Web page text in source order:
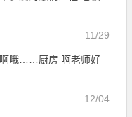
11/29
啊哦……厨房 啊老师好
12/04